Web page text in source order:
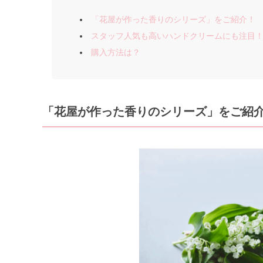
「花屋が作った香りのシリーズ」をご紹介！
スタッフ人気も高いハンドクリームにも注目
購入方法は？
「花屋が作った香りのシリーズ」をご紹